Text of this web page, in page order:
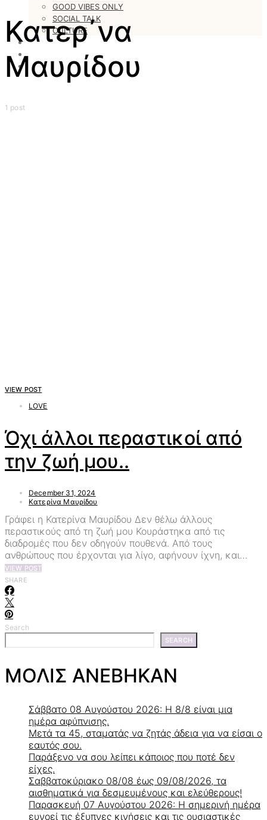
GOOD VIBES ONLY
SOCIAL TALK
CULTURE
LOVESTARS
WEB RADIO
Κατερ΄να
Μαυρίδου
1 post
VIEW POST
LOVE
Όχι άλλοι περαστικοί από
την ζωή μου..
December 31, 2024
Κατερίνα Μαυρίδου
Γράφει η Κατερίνα Μαυρίδου Δεν θέλω άλλους
περαστικούς από τη ζωή μου Κουράστηκα από τις
διαδρομές που δεν οδηγούν πουθενά. Από τους
ανθρώπους που έρχονται για λίγο, αφήνουν ίχνη, και…
VIEW POST
SHARE
Search
SEARCH
ΜΟΛΙΣ ΑΝΕΒΗΚΑΝ
Σάββατο 08 Αυγούστου 2026: Η 8/8 είναι μια
ημέρα αφύπνισης.
Μετά τα 45, σταματάς να ζητάς άδεια για να είσαι ο
εαυτός σου.
Παράξενο να σου λείπει κάποιος που ποτέ δεν
είχες.
Σαββατοκύριακο 08/08 έως 09/08/2026, τα
αισθηματικά για δεσμευμένους και ελεύθερους!
Παρασκευή 07 Αυγούστου 2026: Η σημερινή ημέρα
ευνοεί τις έξυπνες κινήσεις και τις ουσιαστικές